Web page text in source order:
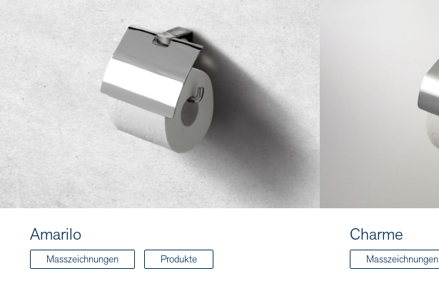
Amarilo
Masszeichnungen Produkte
Charme
Masszeichnungen